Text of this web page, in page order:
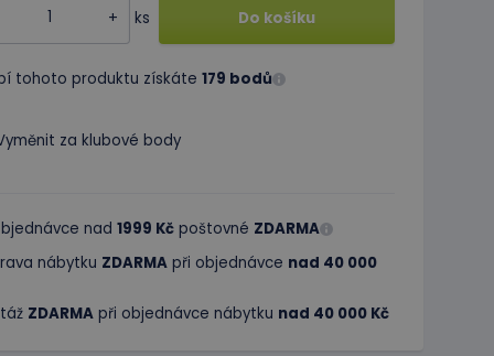
+ ks Do košíku
tohoto produktu získáte 179 bodů
za klubové body
nad 1999 Kč poštovné ZDARMA
nábytku ZDARMA při objednávce nad 40 000
ZDARMA při objednávce nábytku nad 40 000 Kč